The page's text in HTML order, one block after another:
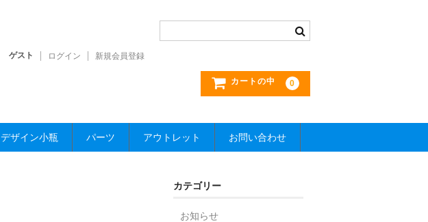
ゲスト ログイン 新規会員登録
カートの中 0
デザイン小瓶 パーツ アウトレット お問い合わせ
カテゴリー
お知らせ